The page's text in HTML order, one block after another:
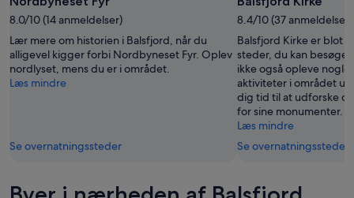
8.0/10 (14 anmeldelser)
Lær mere om historien i Balsfjord, når du
alligevel kigger forbi Nordbyneset Fyr. Oplev
nordlyset, mens du er i området.
Læs mindre
Se overnatningssteder
8.4/10 (37 anmeldelser)
Balsfjord Kirke er blot
steder, du kan besøge
ikke også opleve
aktiviteter i området
dig tid til at udforske
for sine monumenter.
Læs mindre
Se overnatningssteder